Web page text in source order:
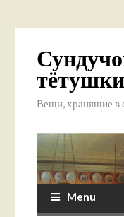
тётушки
Вещи, хранящие в
Menu